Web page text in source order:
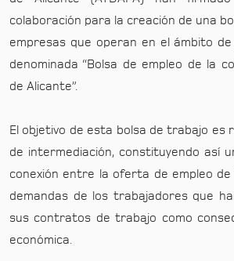
colaboración para la creación de una
empresas que operan en el ámbito
denominada “Bolsa de empleo de la
de Alicante”.
El objetivo de esta bolsa de trabajo es
de intermediación, constituyendo así
conexión entre la oferta de empleo de
demandas de los trabajadores que
sus contratos de trabajo como
económica.